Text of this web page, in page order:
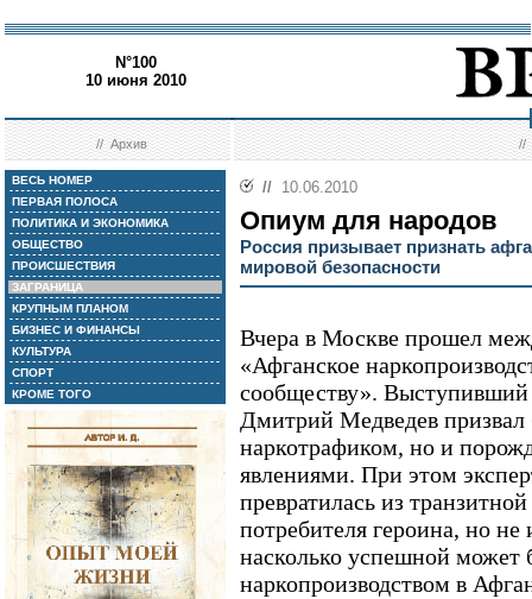
N°100
10 июня 2010
//Архив //
ВЕСЬ НОМЕР
ПЕРВАЯ ПОЛОСА
ПОЛИТИКА И ЭКОНОМИКА
ОБЩЕСТВО
ПРОИСШЕСТВИЯ
ЗАГРАНИЦА
КРУПНЫМ ПЛАНОМ
БИЗНЕС И ФИНАНСЫ
КУЛЬТУРА
СПОРТ
КРОМЕ ТОГО
// 10.06.2010
Опиум для народов
Россия призывает признать
мировой безопасности
Вчера в Москве прошел
«Афганское
сообществу».
Дмитрий Медведев призвал
наркотрафиком, но и
явлениями. При этом
превратилась из
потребителя героина, но
насколько успешной может
наркопроизводством в